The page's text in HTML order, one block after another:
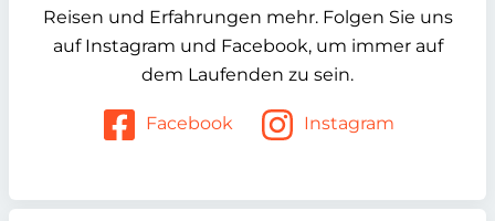
Reisen und Erfahrungen mehr. Folgen Sie uns
auf Instagram und Facebook, um immer auf
dem Laufenden zu sein.
Facebook Instagram